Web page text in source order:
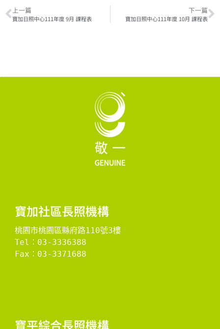
上一篇
寶加日照中心111年度 9月 課程表
下一篇
寶加日照中心111年度 10月 課程表
寶加社區長照機構
桃園市桃園區縣府路110號3樓
Tel：03-3336388
Fax：03-3371688
​寶平綜合長照機構​